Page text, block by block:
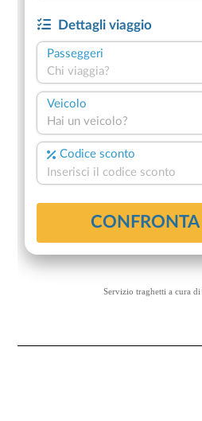
Servizio traghetti a cura di